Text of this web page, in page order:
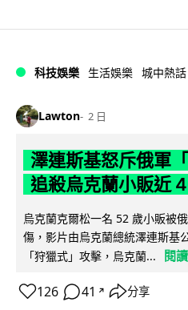
科技娛樂 生活娛樂 城中熱話
Lawton 2 日
澤連斯基怒斥俄軍
追殺烏克蘭小販近
烏克蘭克爾松一名 52 歲小販被
傷，影片由烏克蘭總統澤連斯基
「狩獵式」攻擊，烏克蘭...
閱
126 41 ↗ 分享